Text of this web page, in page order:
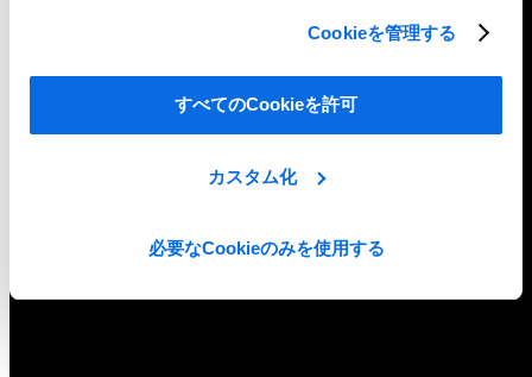
Cookieを管理する
すべてのCookieを許可
カスタム化
必要なCookieのみを使用する